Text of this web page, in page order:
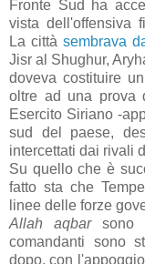
Fronte Sud ha
vista dell'offensiva
La città sembrava
Jisr al Shughur,
doveva costituire
oltre ad una prova
Esercito Siriano -
sud del paese,
intercettati dai rivali
Su quello che è
fatto sta che
linee delle forze
Allah aqbarsono
comandanti sono
dopo, con